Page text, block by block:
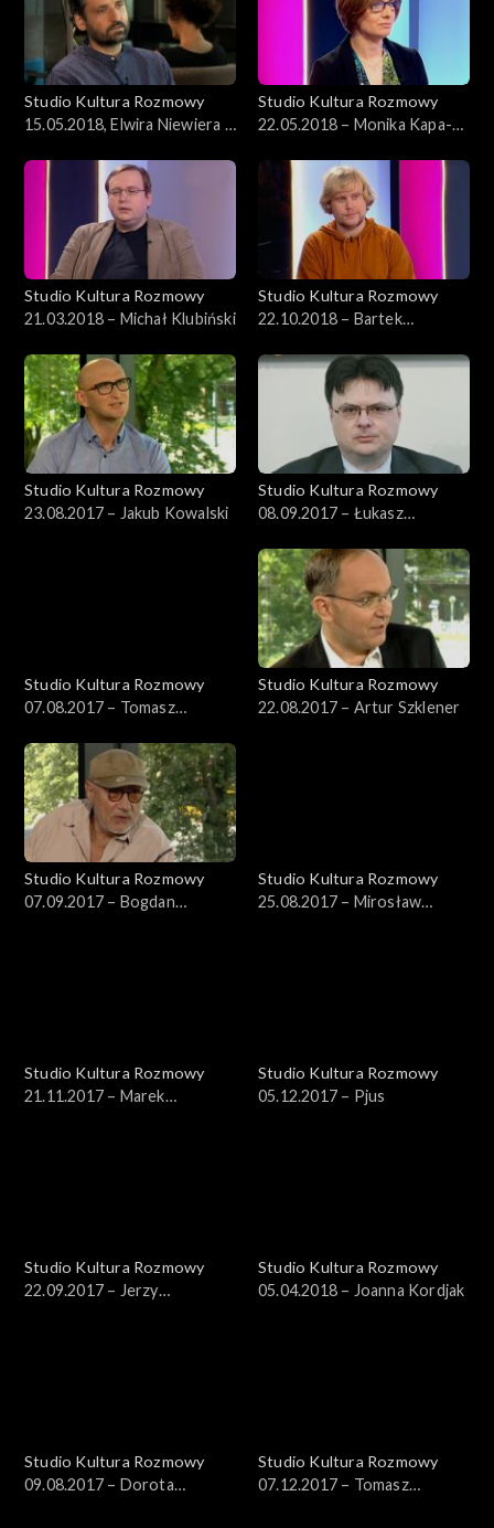
Studio Kultura Rozmowy
15.05.2018, Elwira Niewiera i
Studio Kultura Rozmowy
22.05.2018 – Monika Kapa-
Studio Kultura Rozmowy
21.03.2018 – Michał Klubiński
Studio Kultura Rozmowy
22.10.2018 – Bartek
Studio Kultura Rozmowy
23.08.2017 – Jakub Kowalski
Studio Kultura Rozmowy
08.09.2017 – Łukasz
Studio Kultura Rozmowy
07.08.2017 – Tomasz
Studio Kultura Rozmowy
22.08.2017 – Artur Szklener
Studio Kultura Rozmowy
07.09.2017 – Bogdan
Studio Kultura Rozmowy
25.08.2017 – Mirosław
Studio Kultura Rozmowy
21.11.2017 – Marek
Studio Kultura Rozmowy
05.12.2017 – Pjus
Studio Kultura Rozmowy
22.09.2017 – Jerzy
Studio Kultura Rozmowy
05.04.2018 – Joanna Kordjak
Studio Kultura Rozmowy
09.08.2017 – Dorota
Studio Kultura Rozmowy
07.12.2017 – Tomasz